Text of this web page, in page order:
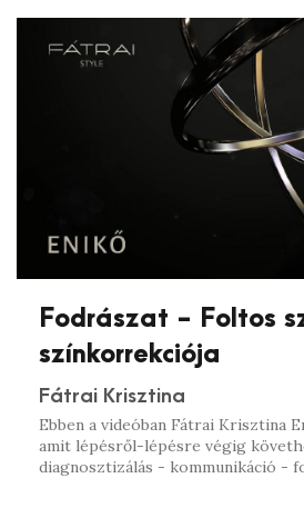
Fodrászat - Foltos
színkorrekciója
Fátrai Krisztina
Ebben a videóban Fátrai Krisztina
amit lépésről-lépésre végig
diagnosztizálás - kommunikáció -